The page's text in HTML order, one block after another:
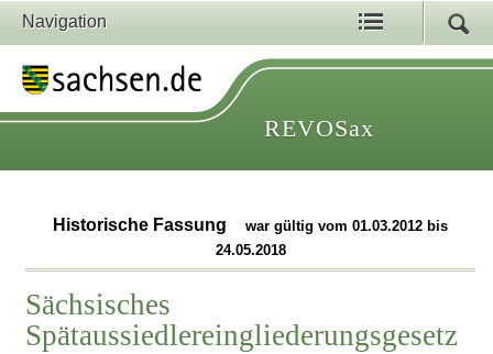
Navigation
REVOSax
Historische Fassung
war gültig vom 01.03.2012 bis
24.05.2018
Sächsisches
Spätaussiedlereingliederungsgesetz